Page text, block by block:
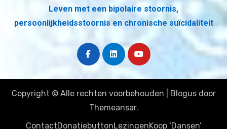
Leven met een bipolaire stoornis,
persoonlijkheidsstoornis en chronische suïcidaliteit
Copyright © Alle rechten voorbehouden Blogusdoor
Themeansar.
ContactDonatiebuttonLezingenKoop ‘Dansen’